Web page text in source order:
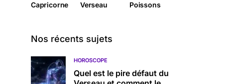
Capricorne Verseau Poissons
Nos récents sujets
HOROSCOPE
Quel est le pire défaut du